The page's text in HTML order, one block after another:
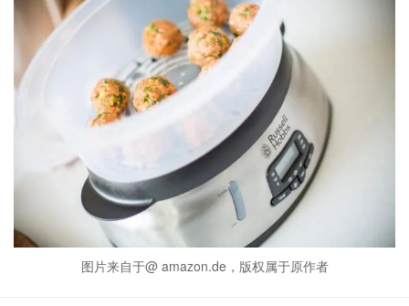
图片来自于@ amazon.de，版权属于原作者